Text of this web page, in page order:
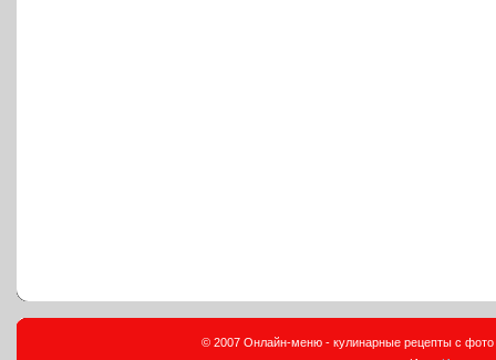
© 2007 Онлайн-меню - кулинарные рецепты с фото